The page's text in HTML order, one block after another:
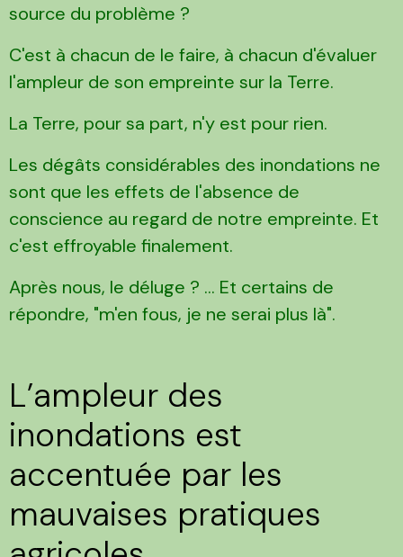
source du problème ?
C'est à chacun de le faire, à chacun d'évaluer
l'ampleur de son empreinte sur la Terre.
La Terre, pour sa part, n'y est pour rien.
Les dégâts considérables des inondations ne
sont que les effets de l'absence de
conscience au regard de notre empreinte. Et
c'est effroyable finalement.
Après nous, le déluge ? ... Et certains de
répondre, "m'en fous, je ne serai plus là".
L’ampleur des
inondations est
accentuée par les
mauvaises pratiques